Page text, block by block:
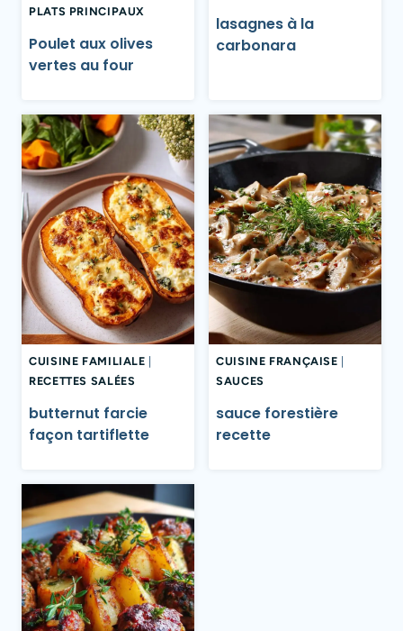
PLATS PRINCIPAUX
Poulet aux olives
vertes au four
lasagnes à la
carbonara
CUISINE FAMILIALE
RECETTES SALÉES
butternut farcie
façon tartiflette
CUISINE FRANÇAISE
SAUCES
sauce forestière
recette